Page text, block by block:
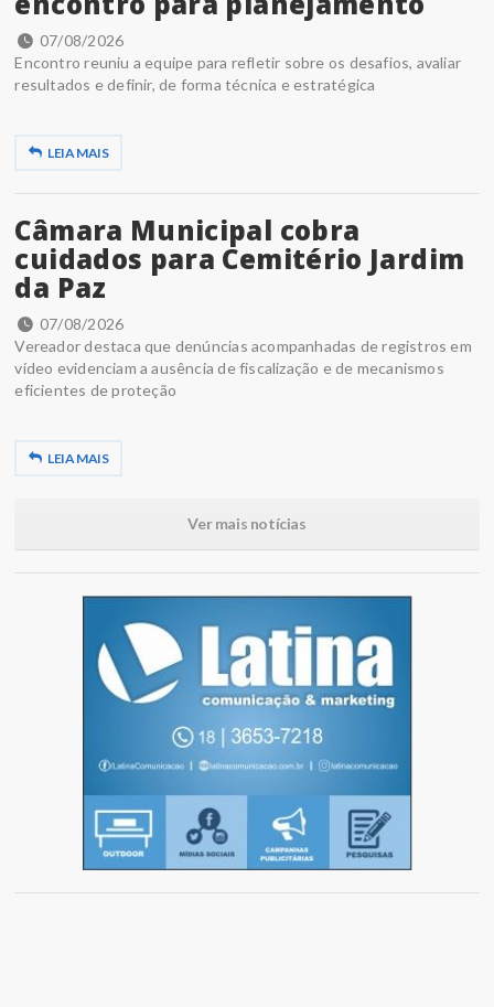
07/08/2026
Encontro reuniu a equipe para refletir sobre os desafios, avaliar
resultados e definir, de forma técnica e estratégica
LEIA MAIS
Câmara Municipal cobra
cuidados para Cemitério Jardim
da Paz
07/08/2026
Vereador destaca que denúncias acompanhadas de registros em
vídeo evidenciam a ausência de fiscalização e de mecanismos
eficientes de proteção
LEIA MAIS
Ver mais notícias